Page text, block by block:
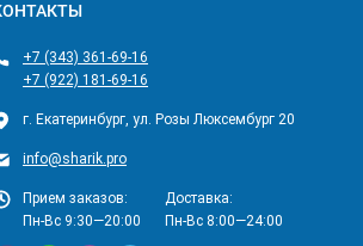
+7 (343) 361-69-16
+7 (922) 181-69-16
г. Екатеринбург, ул. Розы Люксембург 20
info@sharik.pro
Прием заказов:
Пн-Вс 9:30—20:00
Доставка:
Пн-Вс 8:00—24:00